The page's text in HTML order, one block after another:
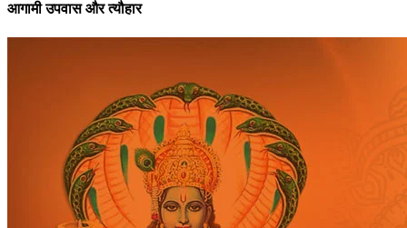
आगामी उपवास और त्यौहार